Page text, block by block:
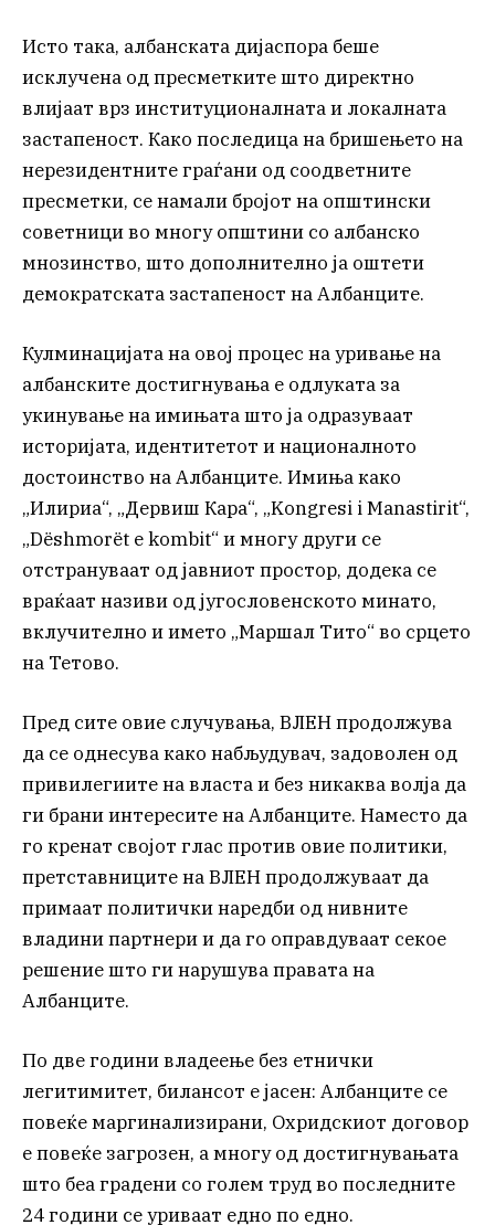
Исто така, албанската дијаспора беше
исклучена од пресметките што директно
влијаат врз институционалната и локалната
застапеност. Како последица на бришењето на
нерезидентните граѓани од соодветните
пресметки, се намали бројот на општински
советници во многу општини со албанско
мнозинство, што дополнително ја оштети
демократската застапеност на Албанците.
Кулминацијата на овој процес на уривање на
албанските достигнувања е одлуката за
укинување на имињата што ја одразуваат
историјата, идентитетот и националното
достоинство на Албанците. Имиња како
„Илириа“, „Дервиш Кара“, „Kongresi i Manastirit“,
„Dëshmorët e kombit“ и многу други се
отстрануваат од јавниот простор, додека се
враќаат називи од југословенското минато,
вклучително и името „Маршал Тито“ во срцето
на Тетово.
Пред сите овие случувања, ВЛЕН продолжува
да се однесува како набљудувач, задоволен од
привилегиите на власта и без никаква волја да
ги брани интересите на Албанците. Наместо да
го кренат својот глас против овие политики,
претставниците на ВЛЕН продолжуваат да
примаат политички наредби од нивните
владини партнери и да го оправдуваат секое
решение што ги нарушува правата на
Албанците.
По две години владеење без етнички
легитимитет, билансот е јасен: Албанците се
повеќе маргинализирани, Охридскиот договор
е повеќе загрозен, а многу од достигнувањата
што беа градени со голем труд во последните
24 години се уриваат едно по едно.